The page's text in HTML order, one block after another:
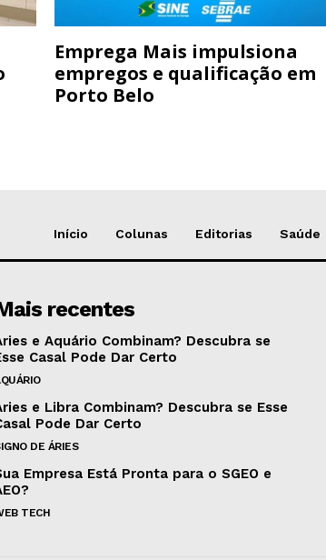
Emprega Mais impulsiona
empregos e qualificação em
Porto Belo
Início Colunas Editorias Saúde
recentes
e Aquário Combinam? Descubra se
Casal Pode Dar Certo
e Libra Combinam? Descubra se Esse
Pode Dar Certo
DE ÁRIES
Empresa Está Pronta para o SGEO e
TECH